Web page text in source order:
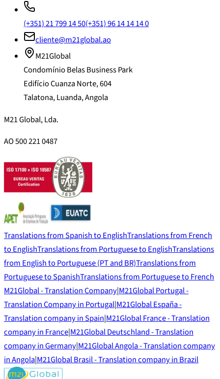
(+351) 21 799 14 50(+351) 96 14 14 14 0
cliente@m21global.ao
M21Global
Condomínio Belas Business Park
Edifício Cuanza Norte, 604
Talatona, Luanda, Angola
M21 Global, Lda.
AO 500 221 0487
Translations from Spanish to EnglishTranslations from French
to EnglishTranslations from Portuguese to EnglishTranslations
from English to Portuguese (PT and BR)Translations from
Portuguese to SpanishTranslations from Portuguese to French
M21Global - Translation Company|M21Global Portugal -
Translation Company in Portugal|M21Global España -
Translation company in Spain|M21Global France - Translation
company in France|M21Global Deutschland - Translation
company in Germany|M21Global Angola - Translation company
in Angola|M21Global Brasil - Translation company in Brazil